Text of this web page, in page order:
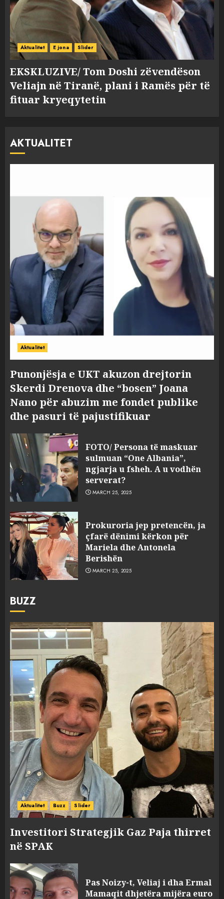
Aktualitet E jona Slider
EKSKLUZIVE/ Tom Doshi zëvendëson
Veliajn në Tiranë, plani i Ramës për të
fituar kryeqytetin
AKTUALITET
Aktualitet
Punonjësja e UKT akuzon drejtorin
Skerdi Drenova dhe “bosen” Joana
Nano për abuzim me fondet publike
dhe pasuri të pajustifikuar
FOTO/ Persona të maskuar
sulmuan “One Albania”,
ngjarja u fsheh. A u vodhën
serverat?
MARCH 25, 2025
Prokuroria jep pretencën, ja
çfarë dënimi kërkon për
Mariela dhe Antonela
Berishën
MARCH 25, 2025
BUZZ
Aktualitet Buzz Slider
Investitori Strategjik Gaz Paja thirret
në SPAK
Pas Noizy-t, Veliaj i dha Ermal
Mamaqit dhjetëra mijëra euro